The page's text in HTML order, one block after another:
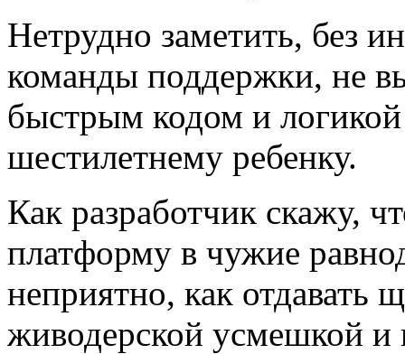
Нетрудно заметить, без
команды поддержки, не
быстрым кодом и
шестилетнему ребенку.
Как разработчик скажу,
платформу в чужие
неприятно, как отдавать
живодерской усмешкой и